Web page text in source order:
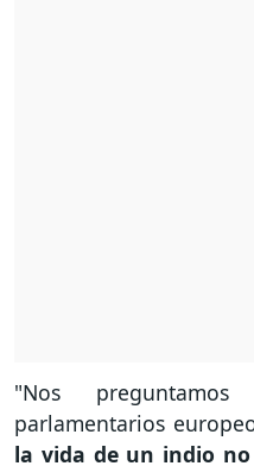
"Nos
parlamentarios
la vida de un indio